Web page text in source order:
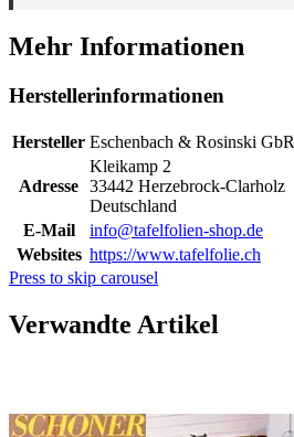
Mehr Informationen
Herstellerinformationen
Hersteller Eschenbach & Rosinski GbR
Adresse
Kleikamp 2
33442 Herzebrock-Clarholz
Deutschland
E-Mail
info@tafelfolien-shop.de
Websites https://www.tafelfolie.ch
Press to skip carousel
Verwandte Artikel